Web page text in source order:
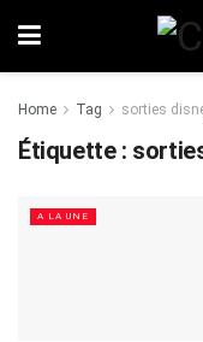
Home Tag sorties
Étiquette :
A LA UNE